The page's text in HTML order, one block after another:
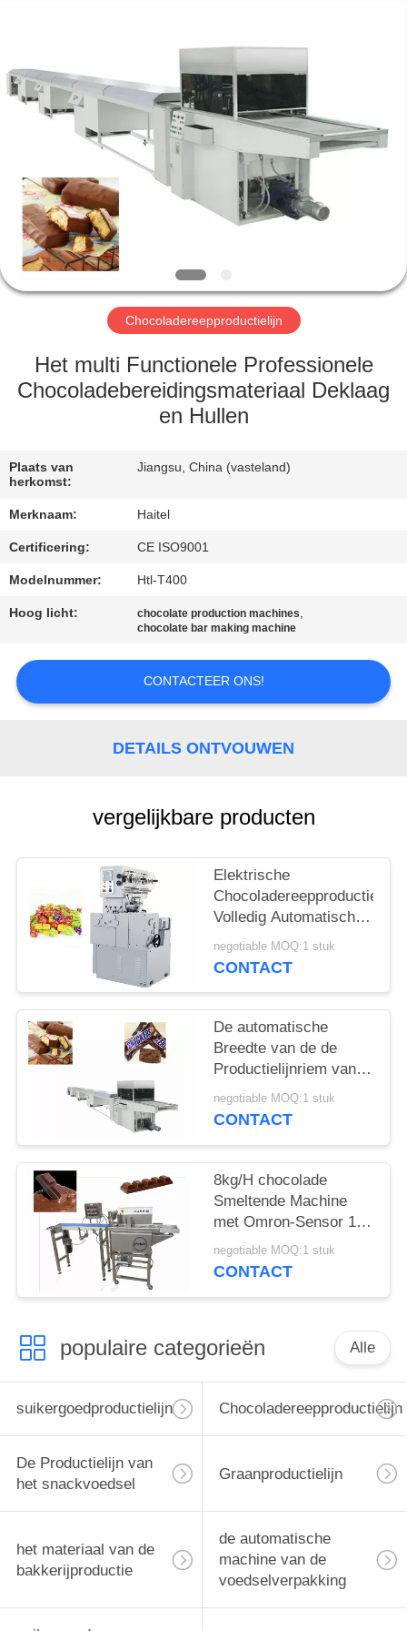
HUIS
PRODUCTEN
ONGEVEER
ONS
FABRIEKSREIS
KWALITEITSCONTROLE
CONTACTEER
EEN
CITAAT
PRIVACY
Reserved.
Chocoladereepproductielijn
Het multi Functionele Professionele
Chocoladebereidingsmateriaal Deklaag
en Hullen
Plaats van
herkomst:
Jiangsu, China (vasteland)
Merknaam: Haitel
Certificering: CE ISO9001
Modelnummer: Htl-T400
Hoog licht: chocolate production machines,
chocolate bar making machine
CONTACTEER ONS!
DETAILS ONTVOUWEN
vergelijkbare producten
Elektrische
Chocoladereepproductielijn,
Volledig Automatisch
Knipsel en het
Verdraaien van de
Suikergoedverpakking
negotiable MOQ:1 stuk
CONTACT
De automatische
Breedte van de de
Productielijnriem van
de Snackpastei Met
een laag bedekte
negotiable MOQ:1 stuk
CONTACT
8kg/H chocolade
Smeltende Machine
met Omron-Sensor 1
Jaargarantie
negotiable MOQ:1 stuk
CONTACT
populaire categorieën Alle
suikergoedproductielijn Chocoladereepproductielijn
De Productielijn van
het snackvoedsel
Graanproductielijn
het materiaal van de
bakkerijproductie
de automatische
machine van de
voedselverpakking